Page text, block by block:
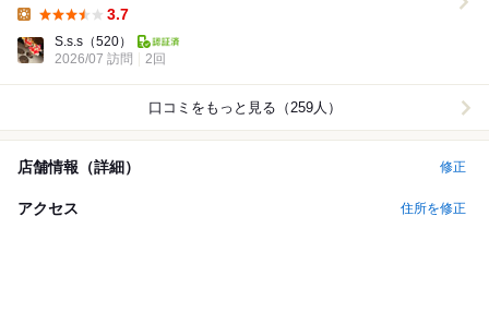
3.7
S.s.s （520）
2026/07 訪問
2回
口コミをもっと見る（259人）
店舗情報（詳細） 修正
アクセス 住所を修正